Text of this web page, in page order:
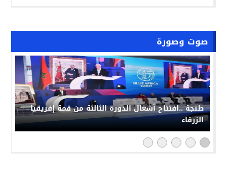
صوت وصورة
طنجة ..افتتاح أشغال الدورة الثالثة من قمة إفريقيا
الزرقاء